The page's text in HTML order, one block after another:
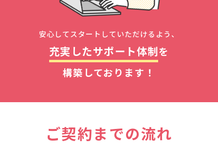
安心してスタートしていただけるよう、
充実したサポート体制を
構築しております！
ご契約までの流れ